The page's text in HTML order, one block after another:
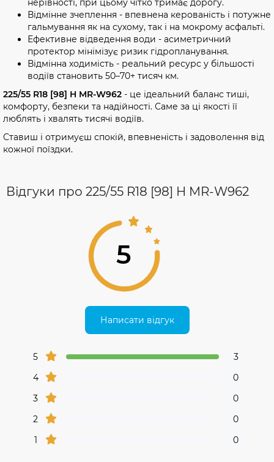
нерівності, при цьому чітко тримає дорогу.
Відмінне зчеплення - впевнена керованість і потужне
гальмування як на сухому, так і на мокрому асфальті.
Ефективне відведення води - асиметричний
протектор мінімізує ризик гідропланування.
Відмінна ходимість - реальний ресурс у більшості
водіїв становить 50–70+ тисяч км.
225/55 R18 [98] H MR-W962 - це ідеальний баланс тиші,
комфорту, безпеки та надійності. Саме за ці якості її
люблять і хвалять тисячі водіїв.
Ставиш і отримуєш спокій, впевненість і задоволення від
кожної поїздки.
Відгуки про 225/55 R18 [98] H MR-W962
5
Написати відгук
5
3
4
0
3
0
2
0
1
0